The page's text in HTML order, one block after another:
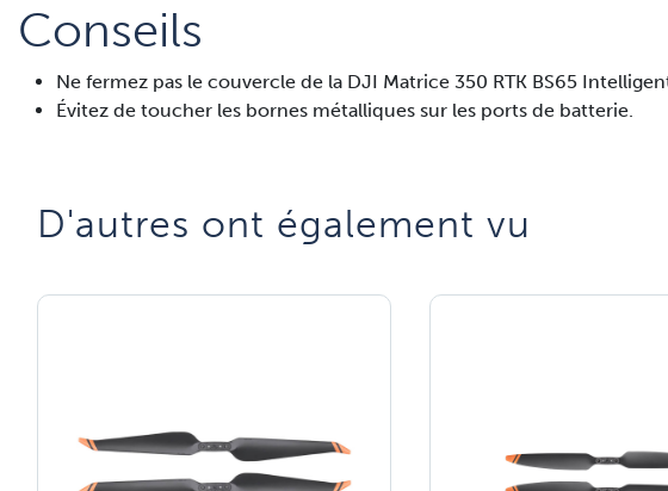
Conseils
Ne fermez pas le couvercle de la DJI Matrice 350 RTK BS65
Évitez de toucher les bornes métalliques sur les ports de batterie.
D'autres ont également vu​